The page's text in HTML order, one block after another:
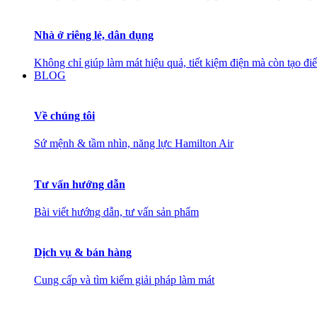
Nhà ở riêng lẻ, dân dụng
Không chỉ giúp làm mát hiệu quả, tiết kiệm điện mà còn tạo
BLOG
Về chúng tôi
Sứ mệnh & tầm nhìn, năng lực Hamilton Air
Tư vấn hướng dẫn
Bài viết hướng dẫn, tư vấn sản phẩm
Dịch vụ & bán hàng
Cung cấp và tìm kiếm giải pháp làm mát